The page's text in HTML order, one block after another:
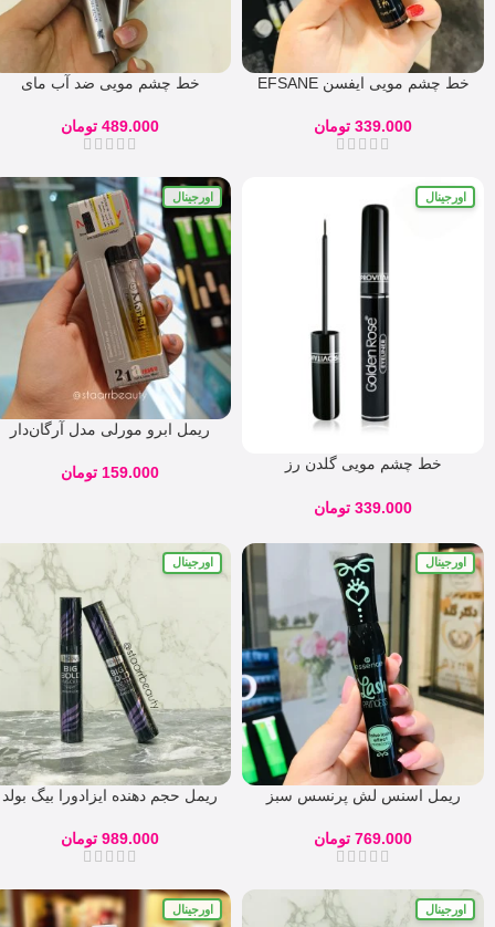
خط چشم مویی ایفسن EFSANE
339.000 تومان
خط چشم مویی ضد آب مای
489.000 تومان
اورجینال
خط چشم مویی گلدن رز
EYELINER
339.000 تومان
اورجینال
ریمل ابرو مورلی مدل آرگان‌دار
159.000 تومان
اورجینال
ریمل اسنس لش پرنسس سبز
769.000 تومان
اورجینال
ریمل حجم دهنده ایزادورا بیگ بولد
989.000 تومان
اورجینال اورجینال